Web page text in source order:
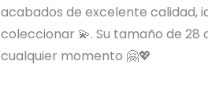
acabados de excelente calidad,
coleccionar 💫. Su tamaño de
cualquier momento 🤗💖